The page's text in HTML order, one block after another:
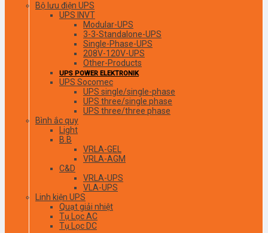
Bộ lưu điện UPS
UPS INVT
Modular-UPS
3-3-Standalone-UPS
Single-Phase-UPS
208V-120V-UPS
Other-Products
UPS POWER ELEKTRONIK
UPS Socomec
UPS single/single-phase
UPS three/single phase
UPS three/three phase
Bình ắc quy
Light
B.B
VRLA-GEL
VRLA-AGM
C&D
VRLA-UPS
VLA-UPS
Linh kiện UPS
Quạt giải nhiệt
Tụ Lọc AC
Tụ Lọc DC